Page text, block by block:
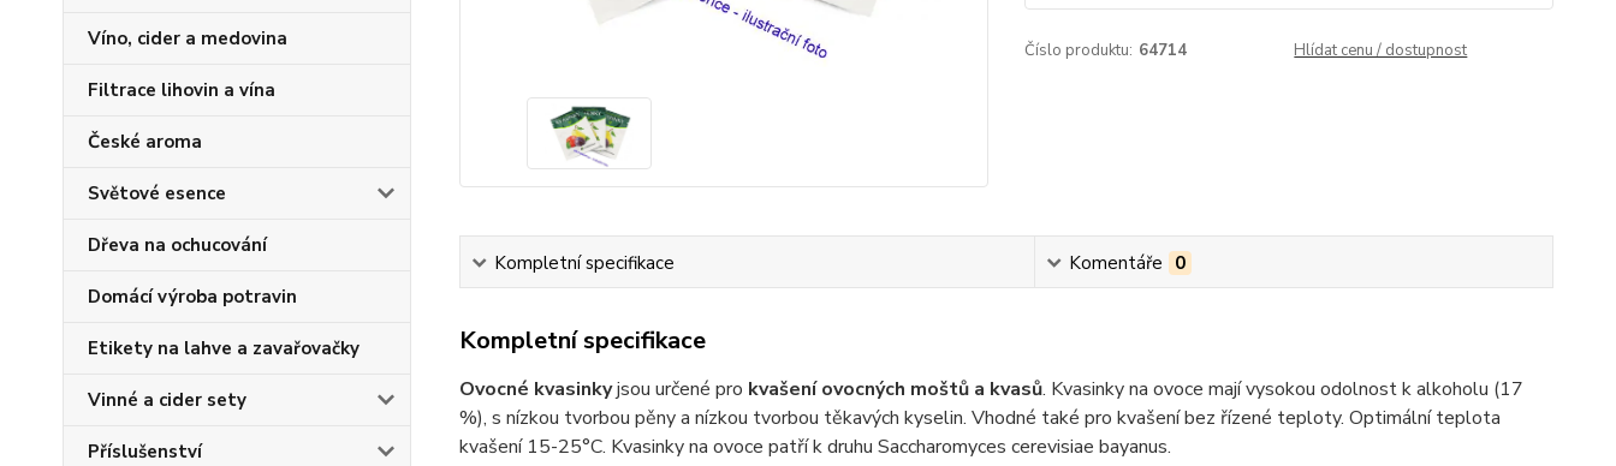
Víno, cider a medovina
Filtrace lihovin a vína
České aroma
Světové esence
Dřeva na ochucování
Domácí výroba potravin
Etikety na lahve a zavařovačky
Vinné a cider sety
Příslušenství
Číslo produktu: 64714 Hlídat cenu / dostupnost
Kompletní specifikace Komentáře 0
Kompletní specifikace
Ovocné kvasinkyjsou určené pro kvašení ovocných moštů a kvasů. Kvasinky na ovoce mají vysokou odolnost k alkoholu (17
%), s nízkou tvorbou pěny a nízkou tvorbou těkavých kyselin. Vhodné také pro kvašení bez řízené teploty. Optimální teplota
kvašení 15-25°C. Kvasinky na ovoce patří k druhu Saccharomyces cerevisiae bayanus.